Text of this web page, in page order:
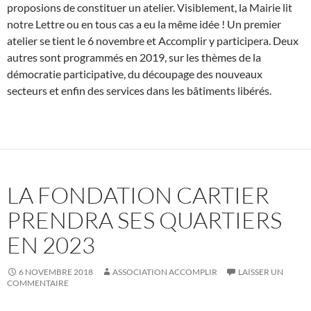
proposions de constituer un atelier. Visiblement, la Mairie lit
notre Lettre ou en tous cas a eu la même idée ! Un premier
atelier se tient le 6 novembre et Accomplir y participera. Deux
autres sont programmés en 2019, sur les thèmes de la
démocratie participative, du découpage des nouveaux
secteurs et enfin des services dans les bâtiments libérés.
LA FONDATION CARTIER
PRENDRA SES QUARTIERS
EN 2023
6 NOVEMBRE 2018 ASSOCIATION ACCOMPLIR
LAISSER UN
COMMENTAIRE